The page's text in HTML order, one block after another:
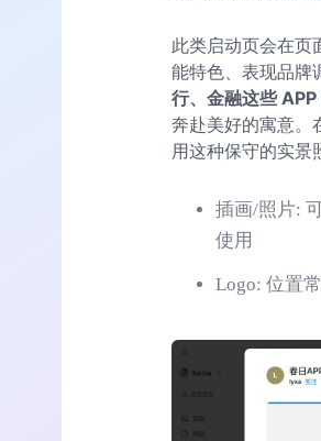
此类启动页会在页
能特色、表现品牌
行、金融这些 APP
奔赴美好的寓意。
用这种保守的实景
插画/照片:
使用
Logo: 位置